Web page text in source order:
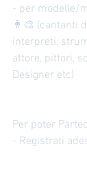
- per modelle/
👨‍🎨 (cantanti
interpreti,
attore, pittori,
Designer etc)
Per poter
- Registrati